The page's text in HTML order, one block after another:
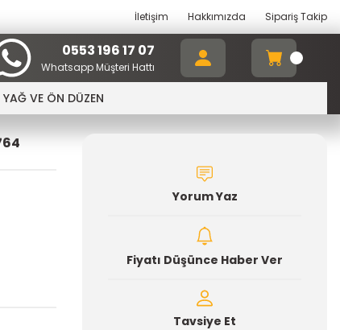
İletişim Hakkımızda Sipariş Takip
0553 196 17 07
Whatsapp Müşteri Hattı
YAĞ VE ÖN DÜZEN
Yorum Yaz
Fiyatı Düşünce Haber Ver
Tavsiye Et